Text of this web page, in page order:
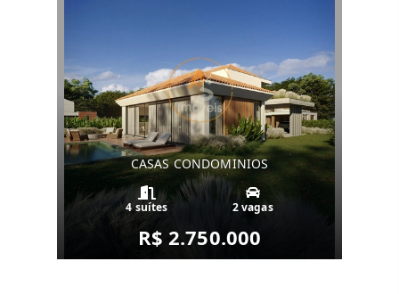
CASAS CONDOMINIOS
4 suítes 2 vagas
R$ 2.750.000